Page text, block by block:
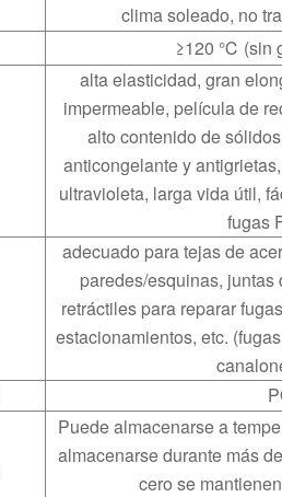
clima soleado, no
≥120 ℃ (sin
alta elasticidad, gran
impermeable, película de
alto contenido de
anticongelante y
ultravioleta, larga vida útil,
fugas
adecuado para tejas de
paredes/esquinas,
retráctiles para reparar
estacionamientos, etc.
Puede almacenarse a
almacenarse durante más
cero se